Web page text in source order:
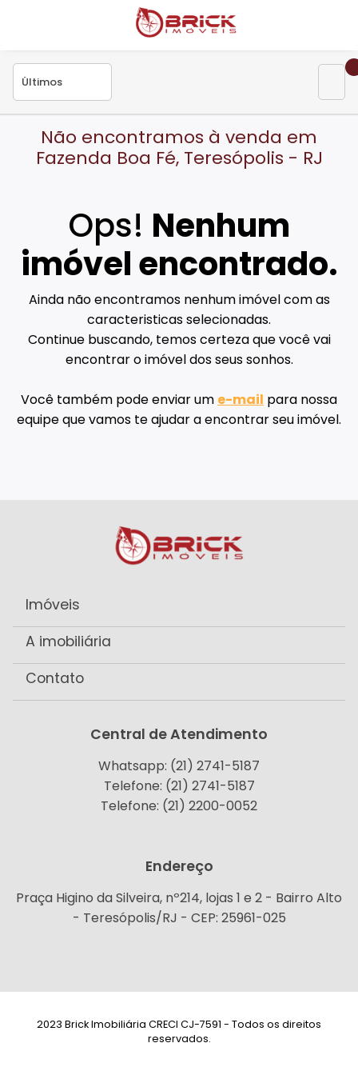
Não encontramos à venda em
Fazenda Boa Fé, Teresópolis - RJ
Ops! Nenhum
imóvel encontrado.
Ainda não encontramos nenhum imóvel com as
caracteristicas selecionadas.
Continue buscando, temos certeza que você vai
encontrar o imóvel dos seus sonhos.
Você também pode enviar um e-mail para nossa
equipe que vamos te ajudar a encontrar seu imóvel.
Imóveis
A imobiliária
Contato
Central de Atendimento
Whatsapp: (21) 2741-5187
Telefone: (21) 2741-5187
Telefone: (21) 2200-0052
Endereço
Praça Higino da Silveira, nº214, lojas 1 e 2 - Bairro Alto
- Teresópolis/RJ - CEP: 25961-025
2023 Brick Imobiliária CRECI CJ-7591 - Todos os direitos
reservados.